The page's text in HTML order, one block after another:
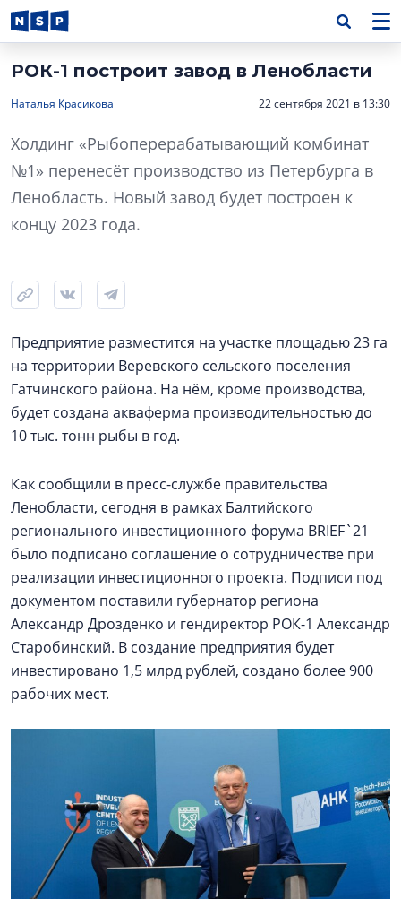
РОК-1 построит завод в Ленобласти
Наталья Красикова 22 сентября 2021 в 13:30
Холдинг «Рыбоперерабатывающий комбинат
№1» перенесёт производство из Петербурга в
Ленобласть. Новый завод будет построен к
концу 2023 года.
Предприятие разместится на участке площадью 23 га
на территории Веревского сельского поселения
Гатчинского района. На нём, кроме производства,
будет создана акваферма производительностью до
10 тыс. тонн рыбы в год.
Как сообщили в пресс-службе правительства
Ленобласти, сегодня в рамках Балтийского
регионального инвестиционного форума BRIEF`21
было подписано соглашение о сотрудничестве при
реализации инвестиционного проекта. Подписи под
документом поставили губернатор региона
Александр Дрозденко и гендиректор РОК-1 Александр
Старобинский. В создание предприятия будет
инвестировано 1,5 млрд рублей, создано более 900
рабочих мест.